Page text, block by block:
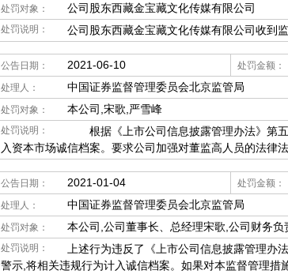
处罚对象： 公司股东西藏金宝藏文化传媒有限公司
处罚说明：
公司股东西藏金宝藏文化传媒有限公司收到监
公告日期： 2021-06-10 处罚金额：
处理人： 中国证券监督管理委员会北京监管局
处罚对象： 本公司,宋歌,严雪峰
处罚说明：
根据《上市公司信息披露管理办法》第五
入资本市场诚信档案。要求公司加强对董监高人员的法律
公告日期： 2021-01-04 处罚金额：
处理人： 中国证券监督管理委员会北京监管局
处罚对象： 本公司,公司董事长、总经理宋歌,公司财务
处罚说明：
上述行为违反了《上市公司信息披露管理办
警示,将相关违规行为计入诚信档案。如果对本监督管理